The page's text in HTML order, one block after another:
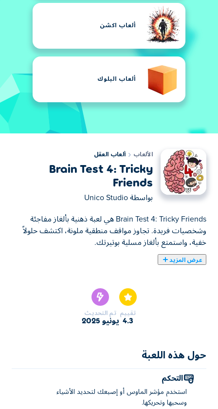
ألعاب اكشن
ألعاب البلوك
الألعاب ألعاب العقل
Brain Test 4: Tricky
Friends
بواسطة Unico Studio
Brain Test 4: Tricky Friends هي لعبة ذهنية بألغاز مفاجئة
وشخصيات فريدة. تجاوز مواقف منطقية ملونة، اكتشف حلولاً
خفية، واستمتع بألغاز مسلية بوتيرتك.
عرض المزيد
لمجموعة جديدة من الشخصيات، وآليات التخصيص المبتكرة،
والأهم من ذلك، الكثير من ألعاب التفكير الجديدة تمامًا. سواء
كنت تساعد عائلتك أو تبحث عن طرق لتهدئة قريب غاضب،
كيف تلعب لعبة Brain Test 4: Tricky Friends؟
استخدم مؤشر الماوس أو إصبعك لتحديد الكائنات وسحبها
وتحريكها.
تقييم
4.3
تم التحديث
يونيو 2025
حول هذه اللعبة
التحكم
استخدم مؤشر الماوس أو إصبعك لتحديد الأشياء
وسحبها وتحريكها.